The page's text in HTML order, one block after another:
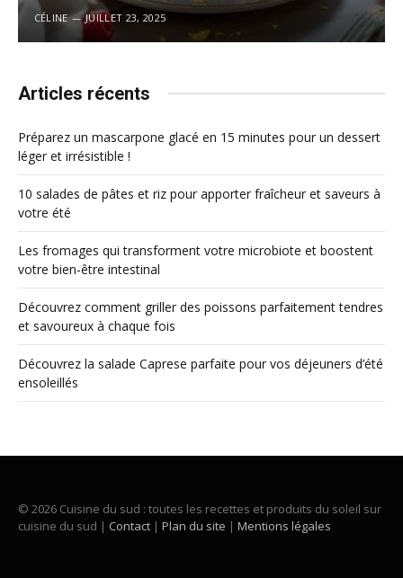
CÉLINE JUILLET 23, 2025
Articles récents
Préparez un mascarpone glacé en 15 minutes pour un dessert
léger et irrésistible !
10 salades de pâtes et riz pour apporter fraîcheur et saveurs à
votre été
Les fromages qui transforment votre microbiote et boostent
votre bien-être intestinal
Découvrez comment griller des poissons parfaitement tendres
et savoureux à chaque fois
Découvrez la salade Caprese parfaite pour vos déjeuners d’été
ensoleillés
© 2026 Cuisine du sud : toutes les recettes et produits du soleil sur
cuisine du sud | Contact | Plan du site | Mentions légales